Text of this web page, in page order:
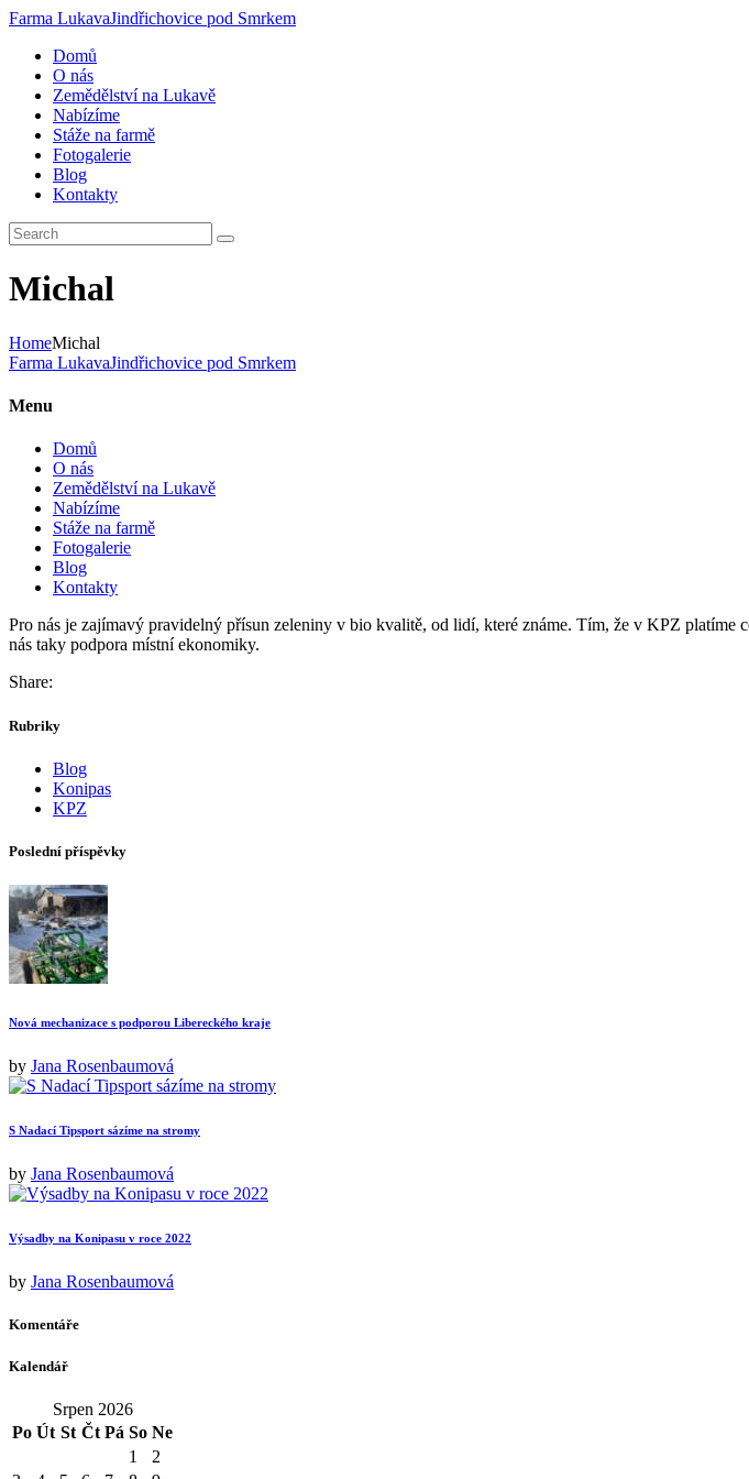
Farma LukavaJindřichovice pod Smrkem
Domů
O nás
Zemědělství na Lukavě
Nabízíme
Stáže na farmě
Fotogalerie
Blog
Kontakty
Michal
HomeMichal
Farma LukavaJindřichovice pod Smrkem
Menu
Domů
O nás
Zemědělství na Lukavě
Nabízíme
Stáže na farmě
Fotogalerie
Blog
Kontakty
Pro nás je zajímavý pravidelný přísun zeleniny v bio kvalitě, od lidí, které známe. Tím, že v KPZ platíme
nás taky podpora místní ekonomiky.
Share:
Rubriky
Blog
Konipas
KPZ
Poslední příspěvky
Nová mechanizace s podporou Libereckého kraje
by Jana Rosenbaumová
S Nadací Tipsport sázíme na stromy
by Jana Rosenbaumová
Výsadby na Konipasu v roce 2022
by Jana Rosenbaumová
Komentáře
Kalendář
Srpen 2026
Po Út St Čt Pá So Ne
1
2